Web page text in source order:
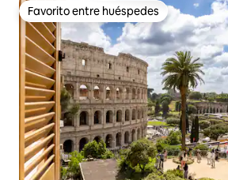
Favorito entre huéspedes
Favorito entre huéspedes